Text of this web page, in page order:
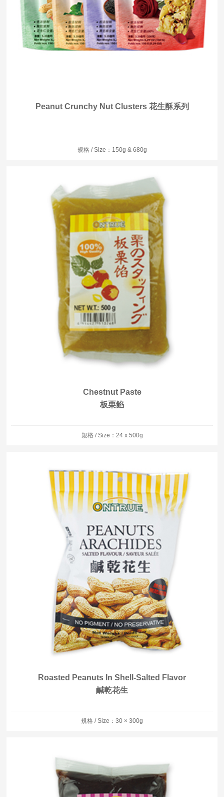
Peanut Crunchy Nut Clusters 花生酥系列
規格 / Size：150g & 680g
Chestnut Paste
板栗餡
規格 / Size：24 x 500g
Roasted Peanuts In Shell-Salted Flavor
鹹乾花生
規格 / Size：30 × 300g